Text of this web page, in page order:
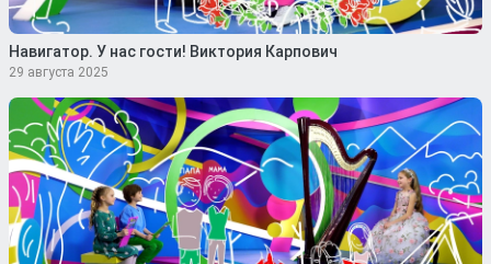
Навигатор. У нас гости! Виктория Карпович
29 августа 2025